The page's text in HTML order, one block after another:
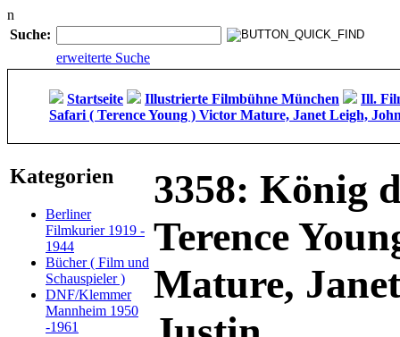
n
Suche:
erweiterte Suche
Startseite Illustrierte Filmbühne München
Ill.
Safari ( Terence Young ) Victor Mature, Janet Leigh,
Kategorien
Berliner
Filmkurier 1919 -
1944
Bücher ( Film und
Schauspieler )
DNF/Klemmer
Mannheim 1950
-1961
3358: König
Terence
Mature,